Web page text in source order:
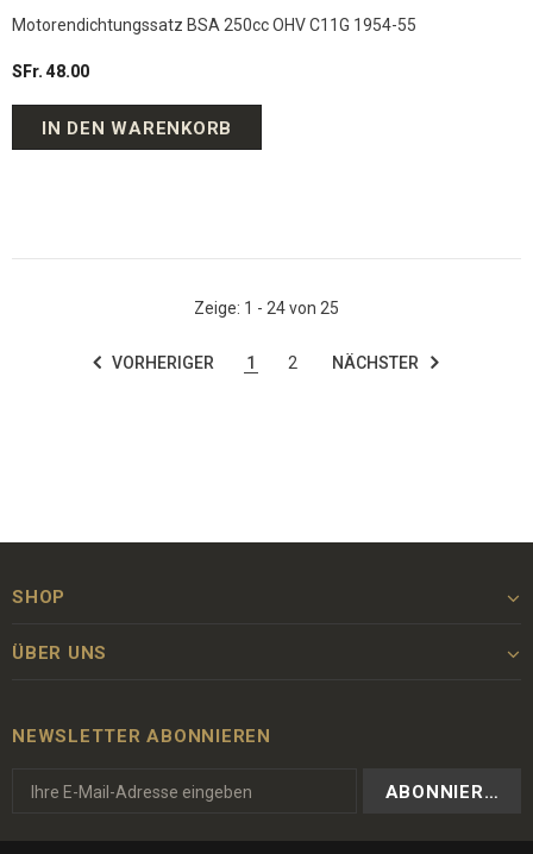
Motorendichtungssatz BSA 250cc OHV C11G 1954-55
SFr. 48.00
IN DEN WARENKORB
Zeige: 1 - 24von 25
VORHERIGER 1 2 NÄCHSTER
SHOP
ÜBER UNS
NEWSLETTER ABONNIEREN